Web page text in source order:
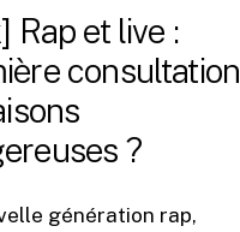
Rap et live :
consultation
?
génération rap,